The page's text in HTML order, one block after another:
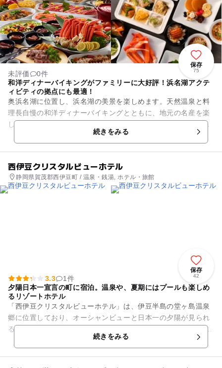
保存
75
未評価
0件
和洋ディナーバイキングがファミリーに大好評！浜名湖アクテ
ィビティの拠点にも最適！
奥浜名湖に位置し、浜名湖の美景を楽しめます。天然温泉と料
理長自慢の和洋ディナーバイキングとともに、地元の名産を楽
しめます。アルカリ度が高く、つかると肌がスベスベになると
いわれていることから、とく...続きをみる
西伊豆クリスタルビューホテル
静岡県賀茂郡西伊豆町 / 温泉・銭湯, ホテル・旅館
保存
42
3.3
1件
夕陽日本一宣言の町に宿泊。温泉や、夏期にはプールも楽しめ
るリゾートホテル
「西伊豆クリスタルビューホテル」は、伊豆半島の堂ヶ島温泉
郷に位置しており、オーシャンビューと日本一の夕陽が見られ
る贅沢なリゾートにあるホテルです。 宿泊・日帰りとさまざま
続きをみる